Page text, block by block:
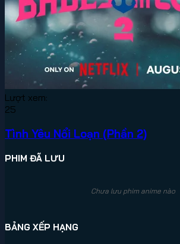
Lượt xem:
25
Tình Yêu Nổi Loạn (Phần 2)
PHIM ĐÃ LƯU
Chưa lưu phim anime nào
BẢNG XẾP HẠNG